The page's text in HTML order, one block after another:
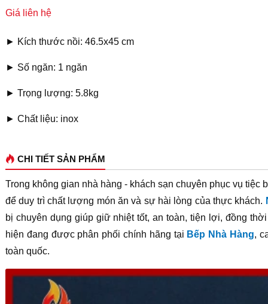
Giá liên hệ
► Kích thước nồi: 46.5x45 cm
► Số ngăn: 1 ngăn
► Trọng lượng: 5.8kg
► Chất liệu: inox
CHI TIẾT SẢN PHẨM
Trong không gian nhà hàng - khách sạn chuyên phục vụ tiệc
để duy trì chất lượng món ăn và sự hài lòng của thực khách.
bị chuyên dụng giúp giữ nhiệt tốt, an toàn, tiện lợi, đồng
hiện đang được phân phối chính hãng tại Bếp Nhà Hàng,
toàn quốc.